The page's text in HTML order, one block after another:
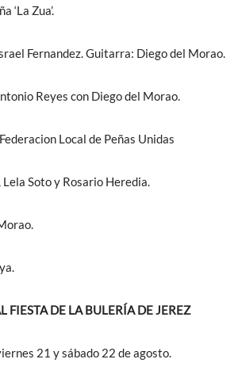
‘La Zua’.
Fernandez. Guitarra: Diego del Morao.
Reyes con Diego del Morao.
Federacion Local de Peñas Unidas
Soto y Rosario Heredia.
FIESTA DE LA BULERÍA DE JEREZ
21 y sábado 22 de agosto.